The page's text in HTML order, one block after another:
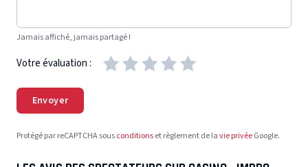
Jamais affiché, jamais partagé !
Votre évaluation :
Envoyer
Protégé par reCAPTCHA sousconditionset règlement de lavie privéeGoogle.